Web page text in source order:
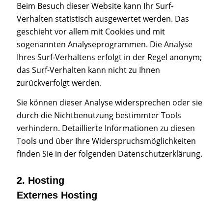
Beim Besuch dieser Website kann Ihr Surf-
Verhalten statistisch ausgewertet werden. Das
geschieht vor allem mit Cookies und mit
sogenannten Analyseprogrammen. Die Analyse
Ihres Surf-Verhaltens erfolgt in der Regel anonym;
das Surf-Verhalten kann nicht zu Ihnen
zurückverfolgt werden.
Sie können dieser Analyse widersprechen oder sie
durch die Nichtbenutzung bestimmter Tools
verhindern. Detaillierte Informationen zu diesen
Tools und über Ihre Widerspruchsmöglichkeiten
finden Sie in der folgenden Datenschutzerklärung.
2. Hosting
Externes Hosting